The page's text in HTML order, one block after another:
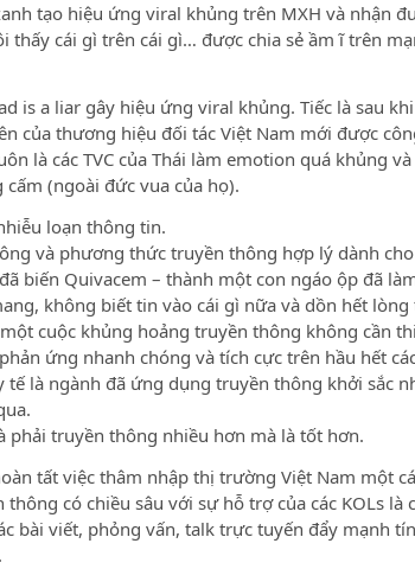
tạo hiệu ứng viral khủng trên MXH và nhận
thấy cái gì trên cái gì… được chia sẻ ầm ĩ trên
is a liar gây hiệu ứng viral khủng. Tiếc là sau
của thương hiệu đối tác Việt Nam mới được
là các TVC của Thái làm emotion quá khủng
(ngoài đức vua của họ).
loạn thông tin.
và phương thức truyền thông hợp lý dành cho
biến Quivacem – thành một con ngáo ộp đã
không biết tin vào cái gì nữa và dồn hết lòng
cuộc khủng hoảng truyền thông không cần
ứng nhanh chóng và tích cực trên hầu hết
là ngành đã ứng dụng truyền thông khởi sắc
phải truyền thông nhiều hơn mà là tốt hơn.
tất việc thâm nhập thị trường Việt Nam một
có chiều sâu với sự hỗ trợ của các KOLs là
bài viết, phỏng vấn, talk trực tuyến đẩy mạnh